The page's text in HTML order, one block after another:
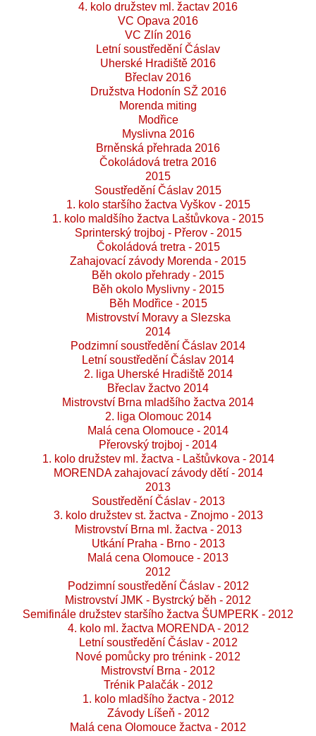
4. kolo družstev ml. žactav 2016
VC Opava 2016
VC Zlín 2016
Letní soustředění Čáslav
Uherské Hradiště 2016
Břeclav 2016
Družstva Hodonín SŽ 2016
Morenda miting
Modřice
Myslivna 2016
Brněnská přehrada 2016
Čokoládová tretra 2016
2015
Soustředění Čáslav 2015
1. kolo staršího žactva Vyškov - 2015
1. kolo maldšího žactva Laštůvkova - 2015
Sprinterský trojboj - Přerov - 2015
Čokoládová tretra - 2015
Zahajovací závody Morenda - 2015
Běh okolo přehrady - 2015
Běh okolo Myslivny - 2015
Běh Modřice - 2015
Mistrovství Moravy a Slezska
2014
Podzimní soustředění Čáslav 2014
Letní soustředění Čáslav 2014
2. liga Uherské Hradiště 2014
Břeclav žactvo 2014
Mistrovství Brna mladšího žactva 2014
2. liga Olomouc 2014
Malá cena Olomouce - 2014
Přerovský trojboj - 2014
1. kolo družstev ml. žactva - Laštůvkova - 2014
MORENDA zahajovací závody dětí - 2014
2013
Soustředění Čáslav - 2013
3. kolo družstev st. žactva - Znojmo - 2013
Mistrovství Brna ml. žactva - 2013
Utkání Praha - Brno - 2013
Malá cena Olomouce - 2013
2012
Podzimní soustředění Čáslav - 2012
Mistrovství JMK - Bystrcký běh - 2012
Semifinále družstev staršího žactva ŠUMPERK - 2012
4. kolo ml. žactva MORENDA - 2012
Letní soustředění Čáslav - 2012
Nové pomůcky pro trénink - 2012
Mistrovství Brna - 2012
Trénik Palačák - 2012
1. kolo mladšího žactva - 2012
Závody Líšeň - 2012
Malá cena Olomouce žactva - 2012